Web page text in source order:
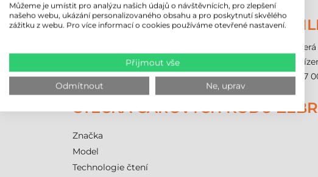
BEZDRÁTOVÝ PROVOZ A
,
skladu nebo identifikaci velkoobjemových položek.
mobilními zařízeními. Integrovaná baterie umožňuje 57
ČTEČKA ČÁROVÝCH KÓDŮ
Značka
Model
Technologie čtení
Můžeme je umístit pro analýzu našich údajů o návštěvnících, pro zlepšení
našeho webu, ukázání personalizovaného obsahu a pro poskytnutí skvělého
zážitku z webu. Pro více informací o cookies používáme otevřené nastavení.
Přijmout vše
Odmítnout Ne, uprav